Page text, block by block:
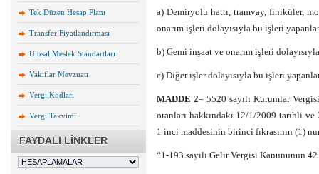
Tek Düzen Hesap Planı
Transfer Fiyatlandırması
Ulusal Meslek Standartları
Vakıflar Mevzuatı
Vergi Kodları
Vergi Takvimi
FAYDALI LİNKLER
a) Demiryolu hattı, tramvay, finiküler,
onarım işleri dolayısıyla bu işleri
b) Gemi inşaat ve onarım işleri
c) Diğer işler dolayısıyla bu işleri
MADDE 2– 5520 sayılı Kurumlar
oranları hakkındaki 12/1/2009 tarihli ve
1 inci maddesinin birinci fıkrasının (1)
“1-193 sayılı Gelir Vergisi Kanununun